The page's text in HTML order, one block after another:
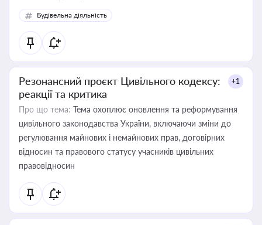
Будівельна діяльність
Резонансний проєкт Цивільного кодексу:
реакції та критика
+1
Про що тема: Тема охоплює оновлення та реформування
цивільного законодавства України, включаючи зміни до
регулювання майнових і немайнових прав, договірних
відносин та правового статусу учасників цивільних
правовідносин